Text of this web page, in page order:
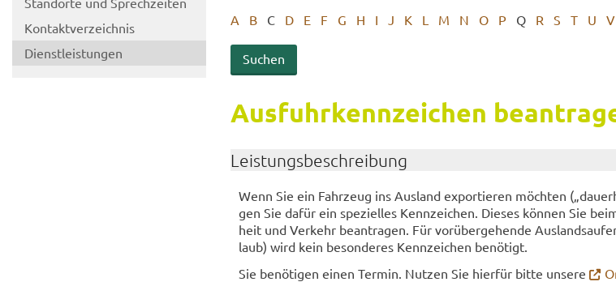
Kon­takt­ver­zeich­nis
Dienst­leis­tun­gen
A B C D E F G H I J K L M N O P Q R S T U V
Aus­fuhr­kenn­zei­chen
Leis­tungs­be­schrei­bung
Wenn Sie ein Fahr­zeug ins Aus­land ex­por­tie­ren möch­ten
gen Sie dafür ein spe­zi­el­les Kenn­zei­chen. Die­ses kön­nen Sie
heit und Ver­kehr be­an­tra­gen. Für vor­über­ge­hen­de
laub) wird kein be­son­de­res Kenn­zei­chen be­nö­tigt.
Sie be­nö­ti­gen einen Ter­min. Nut­zen Sie hier­für bitte un­se­re